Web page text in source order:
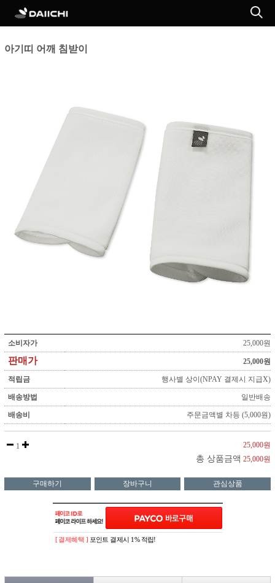
아기띠 어깨 침받이
소비자가 25,000원
판매가 25,000원
적립금 행사별 상이(NPAY 결제시 지급X)
배송방법 일반배송
배송비 주문금액별 차등 (5,000원)
1 25,000원
총 상품금액 25,000원
구매하기 장바구니 관심상품
[ 결제혜택 ] 포인트 결제시 1% 적립!